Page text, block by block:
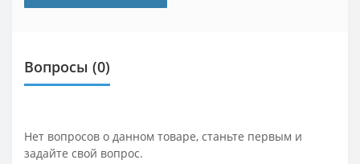
Вопросы (0)
Нет вопросов о данном товаре, станьте первым и
задайте свой вопрос.